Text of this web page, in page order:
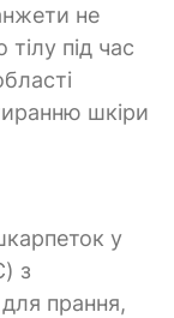
не
під час
шкіри
у
з
прання,